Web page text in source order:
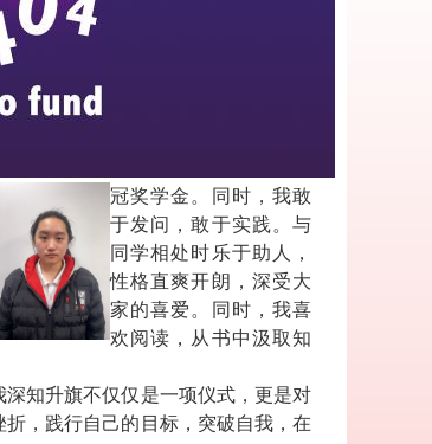
冠奖学金。同时，我敢
于发问，敢于实践。与
同学相处时乐于助人，
性格直爽开朗，深受大
家的喜爱。同时，我喜
欢阅读，从书中汲取知
知升旗不仅仅是一项仪式，更是对
，践行自己的目标，突破自我，在